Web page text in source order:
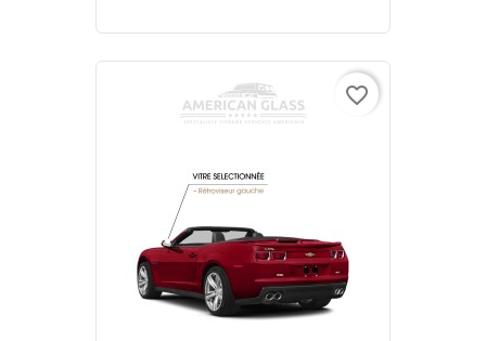
favorite_border